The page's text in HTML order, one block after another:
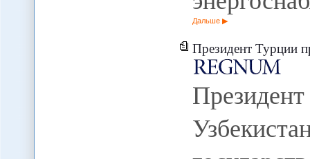
Дальше
Президент Турции